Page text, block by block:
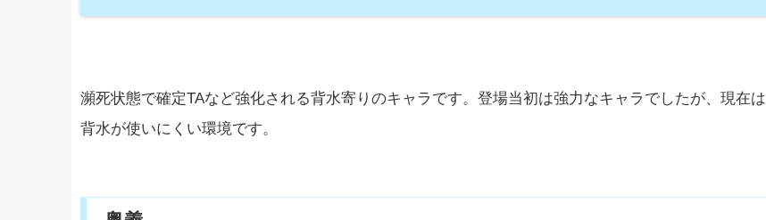
瀕死状態で確定TAなど強化される背水寄りのキャラです。登場当初は強力なキャラでしたが、現在は
背水が使いにくい環境です。